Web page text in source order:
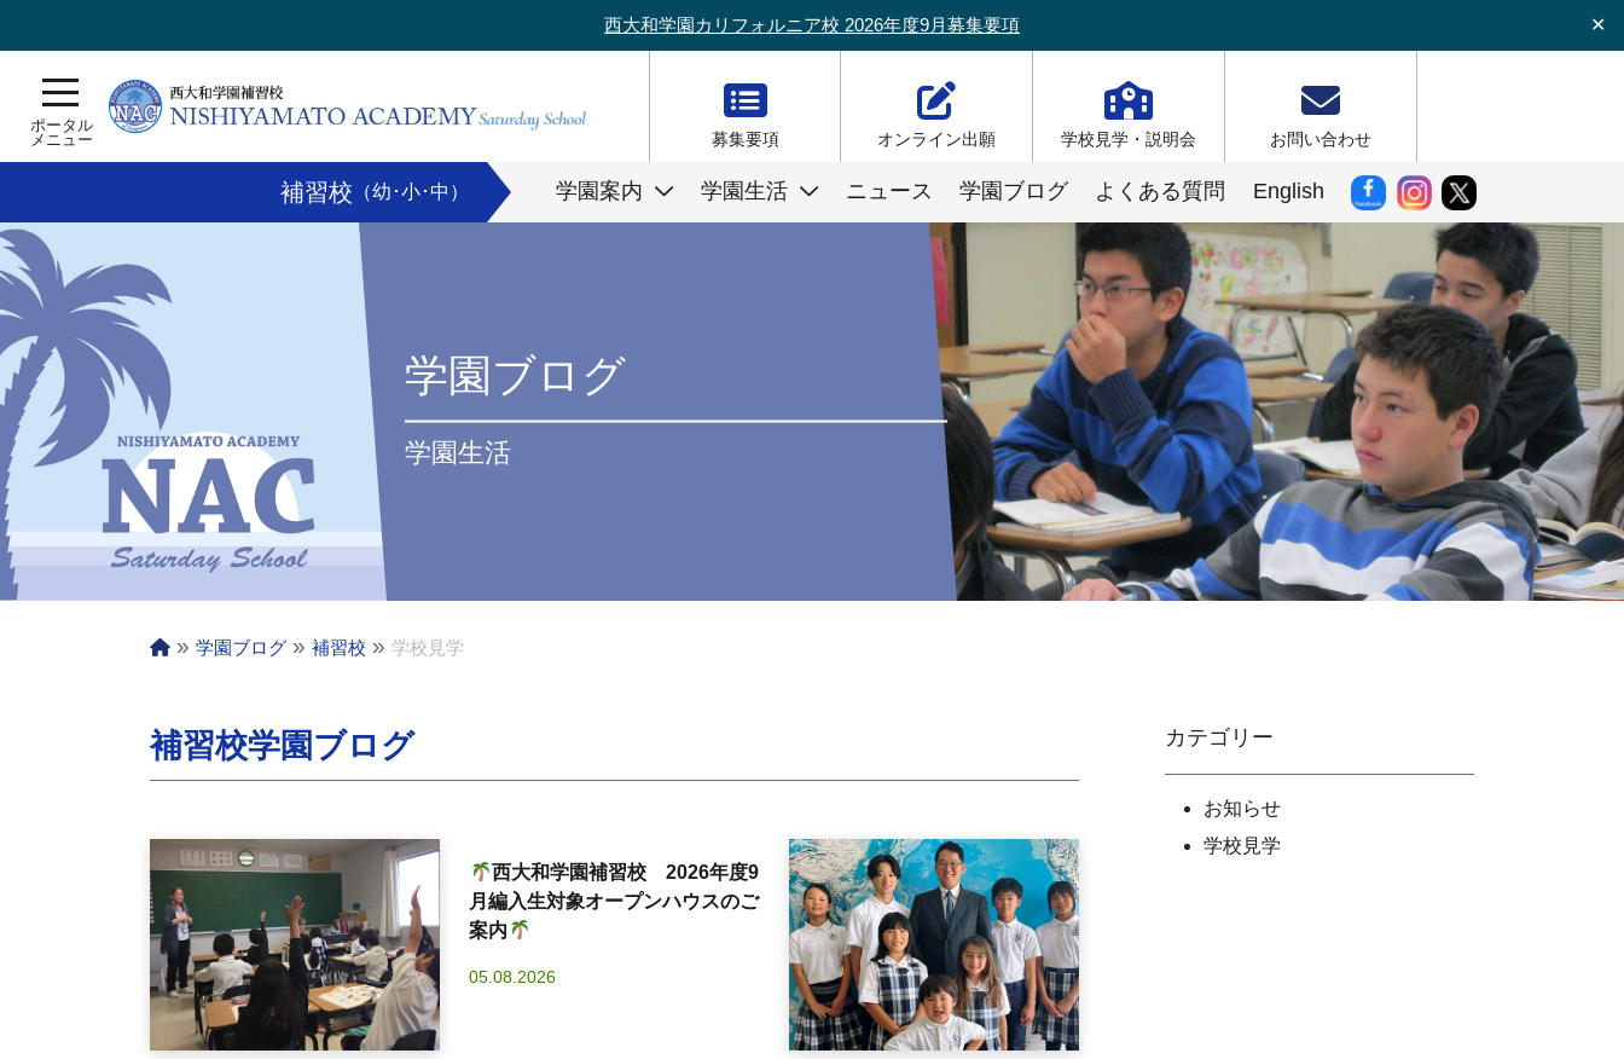
西大和学園カリフォルニア校 2026年度9月募集要項 ✕
ポータル
メニュー
募集要項 オンライン出願 学校見学・説明会 お問い合わせ
補習校 （幼･小･中） 学園案内 学園生活 ニュース 学園ブログ よくある質問 English
学園ブログ
学園生活
» 学園ブログ » 補習校 » 学校見学
補習校学園ブログ
西大和学園補習校 2026年度9
月編入生対象オープンハウスのご
案内
05.08.2026
カテゴリー
お知らせ
学校見学